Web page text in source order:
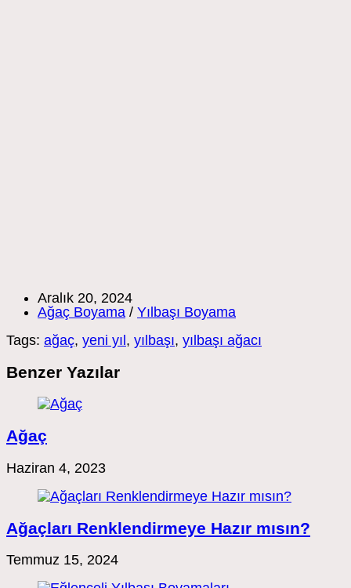
Post
published:
Aralık 20, 2024
Post
Ağaç Boyama / Yılbaşı Boyama
Tags: ağaç, yeni yıl , yılbaşı, yılbaşı ağacı
Benzer Yazılar
Ağaç
Haziran 4, 2023
Ağaçları Renklendirmeye Hazır mısın?
Temmuz 15, 2024